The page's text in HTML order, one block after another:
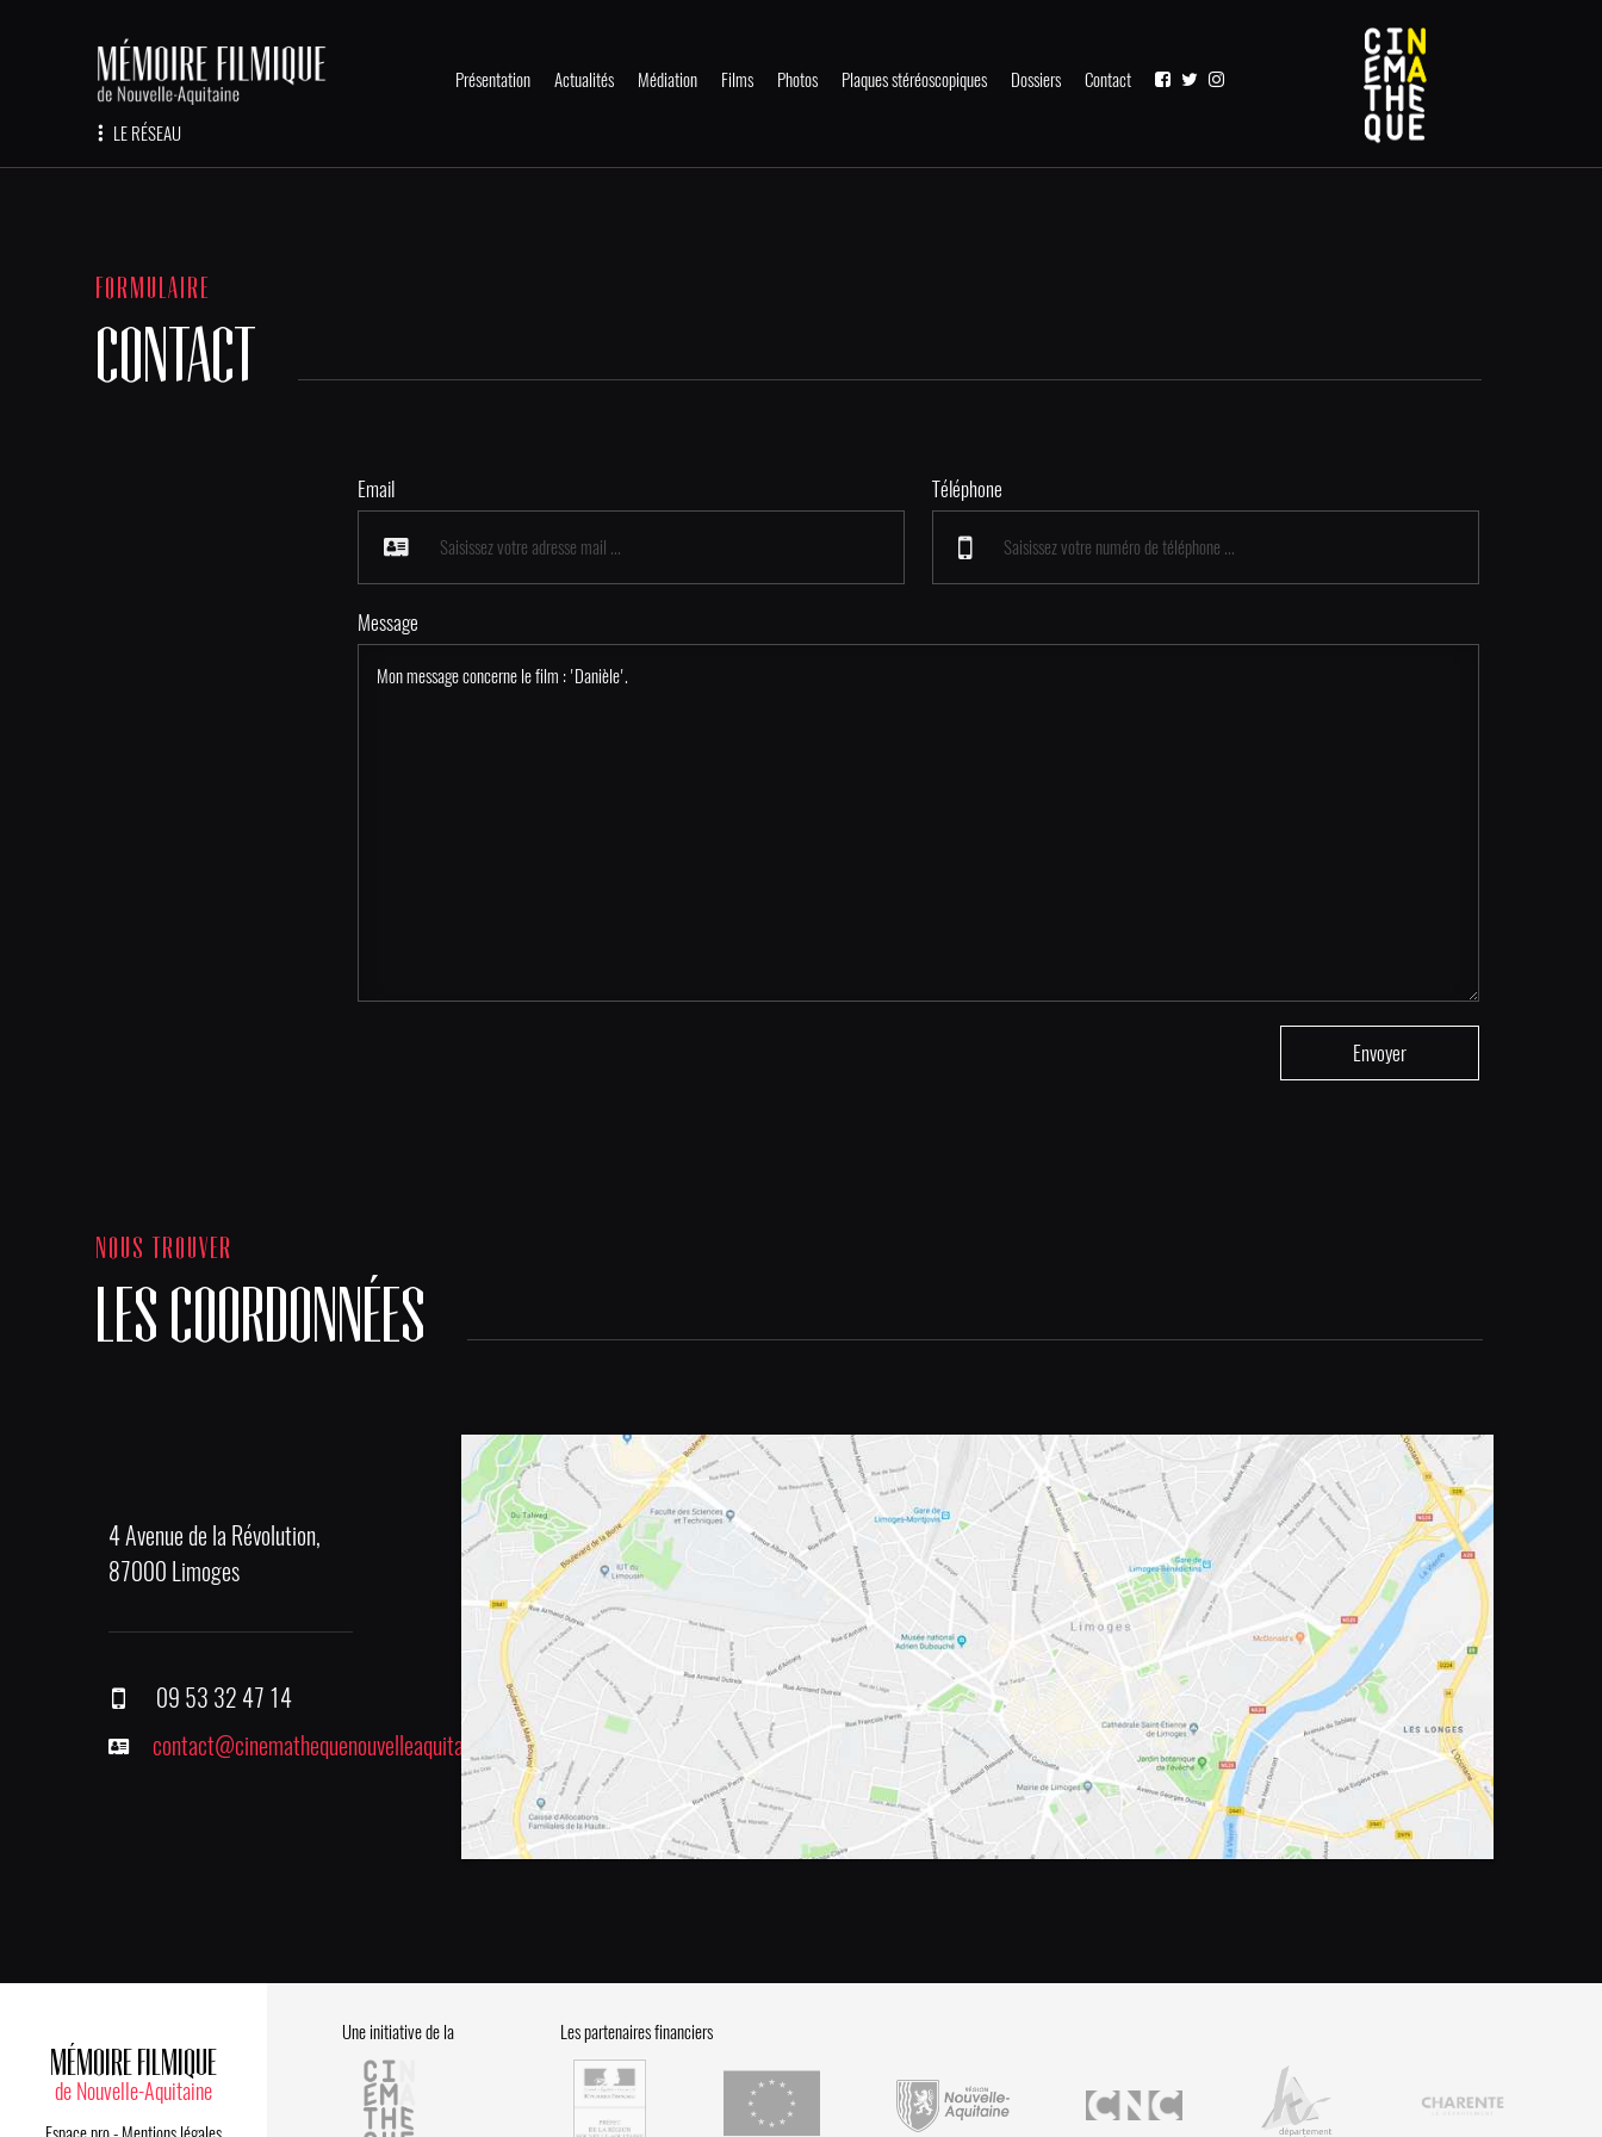
LE RÉSEAU
Présentation Actualités Médiation Films Photos Plaques stéréoscopiques Dossiers Contact
FORMULAIRE
CONTACT
Email Téléphone
Message
NOUS TROUVER
LES COORDONNÉES
4 Avenue de la Révolution,
87000 Limoges
09 53 32 47 14
contact@cinemathequenouvelleaquitaine.fr
MÉMOIRE FILMIQUE
de Nouvelle-Aquitaine
Une initiative de la Les partenaires financiers